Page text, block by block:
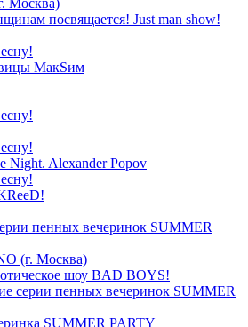
Москва)
посвящается! Just man show!
МакSим
Night. Alexander Popov
пенных вечеринок SUMMER
(г. Москва)
шоу BAD BOYS!
серии пенных вечеринок SUMMER
SUMMER PARTY